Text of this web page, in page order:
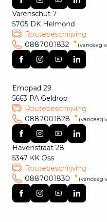
Varenschut 7
5705 DK Helmond
Routebeschrijving
0887001832
(vandaag
Emopad 29
5663 PA Geldrop
Routebeschrijving
0887001828
(vandaag
Havenstraat 28
5347 KK Oss
Routebeschrijving
0887001830
(vandaag